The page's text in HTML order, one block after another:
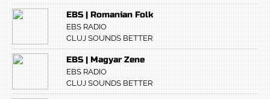
EBS | Romanian Folk
EBS RADIO
CLUJ SOUNDS BETTER
EBS | Magyar Zene
EBS RADIO
CLUJ SOUNDS BETTER